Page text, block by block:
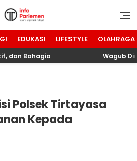
Info Parlemen
Aspirasi Rakyat
EDUKASI LIFESTYLE OLAHRAGA
Bahagia Wagub
Polsek Tirtayasa
Kepada